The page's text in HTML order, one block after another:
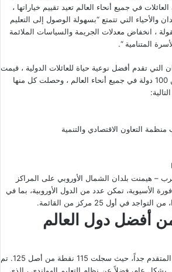
في جميع أنحاء العالم تعيد تقييم خياراتها ،
والأحياء التي تتمتع “بسهولة الوصول إلى التعليم
، انخفاض معدلات الجريمة والسياسات الملائمة
المتنامية “.
تقدم أفضل نوعية حياة للعائلات الدولية ، قيمت
دراسة إنجوي ترافيل أكثر من 100 دولة في جميع أنحاء العالم ، وحصلت كل منها
التعاون الاقتصادي والتنمية
– هيمنت بلدان الشمال الأوروبي على المراكز
الأسيوية، تمكن عدد من الدول الأوروبية، بما في
في أول 25 مركز من القائمة.
أفضل دول العالم
حققت هولندا المركز التاسع المتقدم جداً، حيث سجلت 115 نقطة من أصل 125. تم